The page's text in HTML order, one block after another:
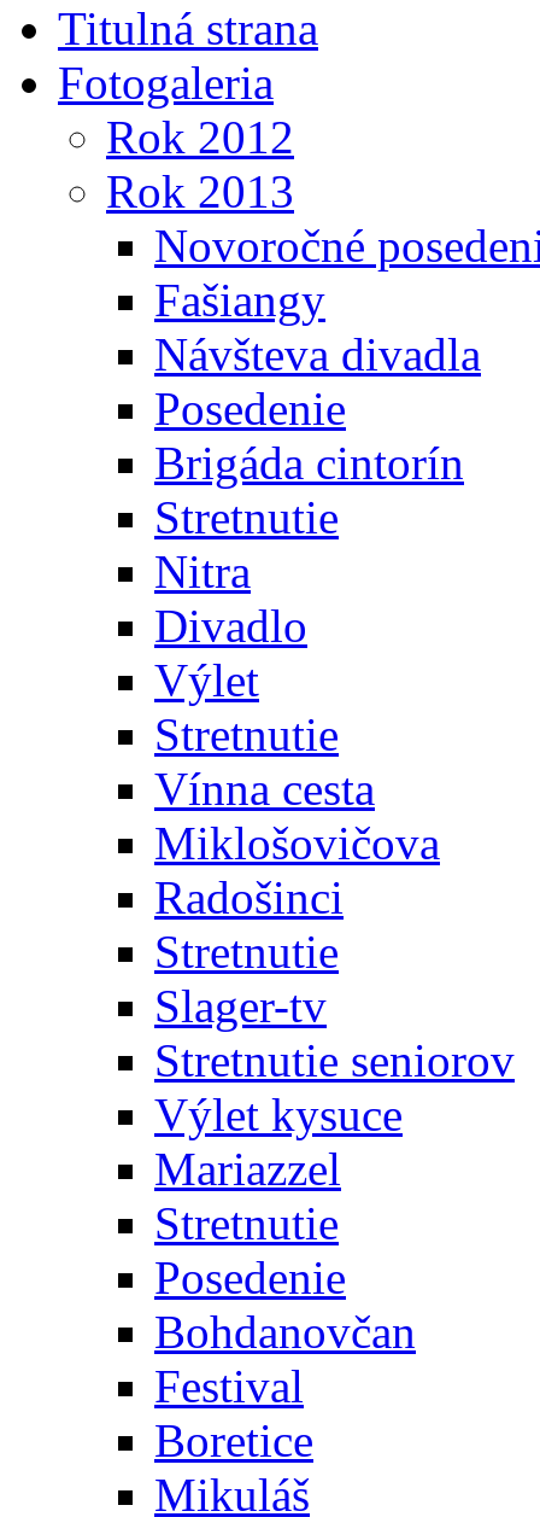
Titulná strana
Fotogaleria
Rok 2012
Rok 2013
Novoročné
Fašiangy
Návšteva divadla
Posedenie
Brigáda cintorín
Stretnutie
Nitra
Divadlo
Výlet
Stretnutie
Vínna cesta
Miklošovičova
Radošinci
Stretnutie
Slager-tv
Stretnutie seniorov
Výlet kysuce
Mariazzel
Stretnutie
Posedenie
Bohdanovčan
Festival
Boretice
Mikuláš